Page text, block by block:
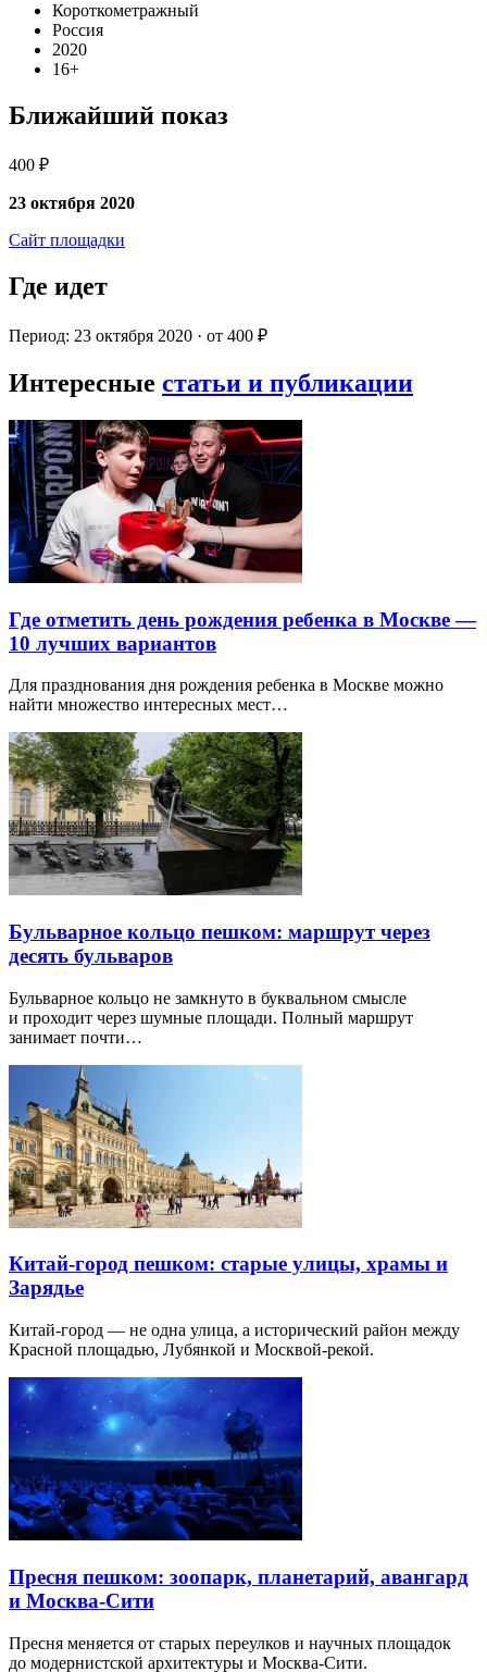
Короткометражный
Россия
2020
16+
Ближайший показ
400 ₽
23 октября 2020
Сайт площадки
Где идет
Период: 23 октября 2020 · от 400 ₽
Интересные статьи и публикации
Где отметить день рождения ребенка в Москве —
10 лучших вариантов
Для празднования дня рождения ребенка в Москве можно
найти множество интересных мест…
Бульварное кольцо пешком: маршрут через
десять бульваров
Бульварное кольцо не замкнуто в буквальном смысле
и проходит через шумные площади. Полный маршрут
занимает почти…
Китай-город пешком: старые улицы, храмы и
Зарядье
Китай-город — не одна улица, а исторический район между
Красной площадью, Лубянкой и Москвой-рекой.
Пресня пешком: зоопарк, планетарий, авангард
и Москва-Сити
Пресня меняется от старых переулков и научных площадок
до модернистской архитектуры и Москва-Сити.